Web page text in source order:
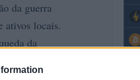
da guerra
ativos locais.
da